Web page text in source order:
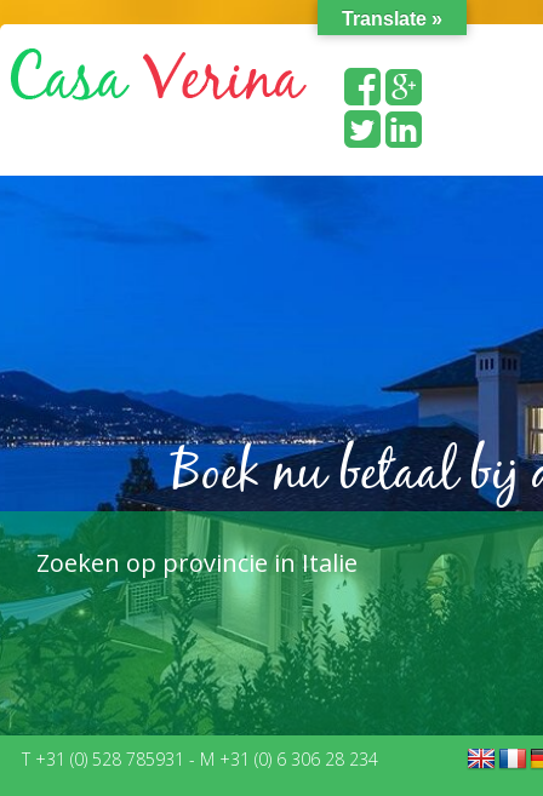
Zoeken op provincie in Italie
Boek nu betaal bij
T +31 (0) 528 785931 - M +31 (0) 6 306 28 234
Translate »